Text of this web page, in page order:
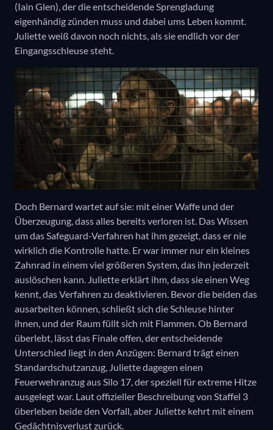
(Iain Glen), der die entscheidende Sprengladung
eigenhändig zünden muss und dabei ums Leben kommt.
Juliette weiß davon noch nichts, als sie endlich vor der
Eingangsschleuse steht.
Doch Bernard wartet auf sie: mit einer Waffe und der
Überzeugung, dass alles bereits verloren ist. Das Wissen
um das Safeguard-Verfahren hat ihm gezeigt, dass er nie
wirklich die Kontrolle hatte. Er war immer nur ein kleines
Zahnrad in einem viel größeren System, das ihn jederzeit
auslöschen kann. Juliette erklärt ihm, dass sie einen Weg
kennt, das Verfahren zu deaktivieren. Bevor die beiden das
ausarbeiten können, schließt sich die Schleuse hinter
ihnen, und der Raum füllt sich mit Flammen. Ob Bernard
überlebt, lässt das Finale offen, der entscheidende
Unterschied liegt in den Anzügen: Bernard trägt einen
Standardschutzanzug, Juliette dagegen einen
Feuerwehranzug aus Silo 17, der speziell für extreme Hitze
ausgelegt war. Laut offizieller Beschreibung von Staffel 3
überleben beide den Vorfall, aber Juliette kehrt mit einem
Gedächtnisverlust zurück.